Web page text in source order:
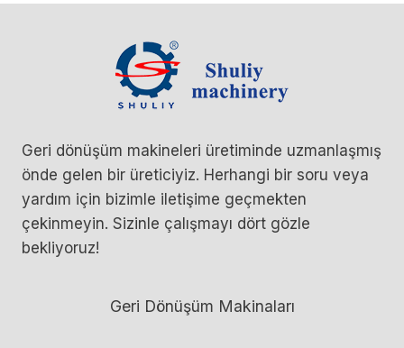
Geri dönüşüm makineleri üretiminde uzmanlaşmış
önde gelen bir üreticiyiz. Herhangi bir soru veya
yardım için bizimle iletişime geçmekten
çekinmeyin. Sizinle çalışmayı dört gözle
bekliyoruz!
Geri Dönüşüm Makinaları